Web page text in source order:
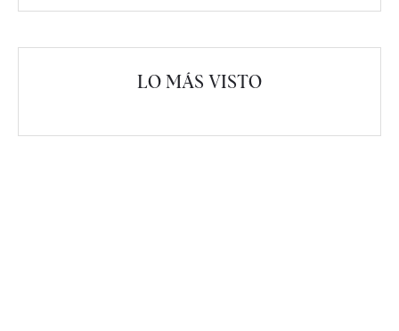
LO MÁS VISTO